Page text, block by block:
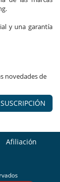
y una garantía
novedades de
SUSCRIPCIÓN
Afiliación